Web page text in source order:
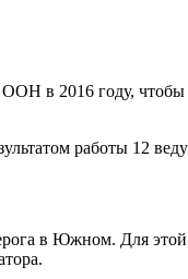
в 2016 году,
работы 12
в Южном. Для этой